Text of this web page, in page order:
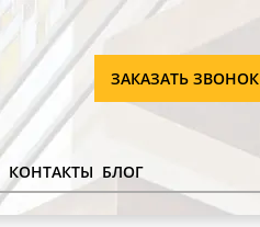
ЗАКАЗАТЬ ЗВОНОК
КОНТАКТЫ БЛОГ